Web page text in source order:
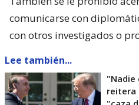
comunicarse con
con otros investigados o
Lee también...
reitera